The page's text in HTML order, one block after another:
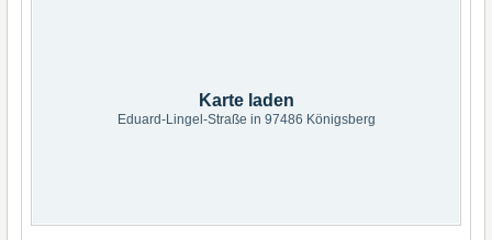
Karte laden
Eduard-Lingel-Straße in 97486 Königsberg